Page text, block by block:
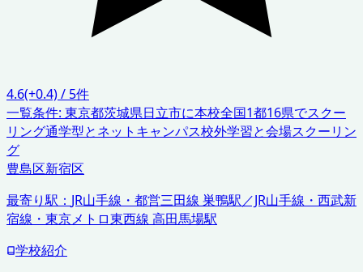
4.6(+0.4)/ 5件
一覧条件: 東京都茨城県日立市に本校全国1都16県でスクー
リング通学型とネットキャンパス校外学習と会場スクーリン
グ
豊島区新宿区
最寄り駅： JR山手線・都営三田線 巣鴨駅／JR山手線・西武新
宿線・東京メトロ東西線 高田馬場駅
学校紹介